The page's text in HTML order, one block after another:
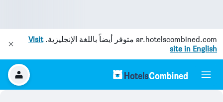
ar.hotelscombined.com متوفر أيضاً باللغة الإنجليزية.Visit
site in English